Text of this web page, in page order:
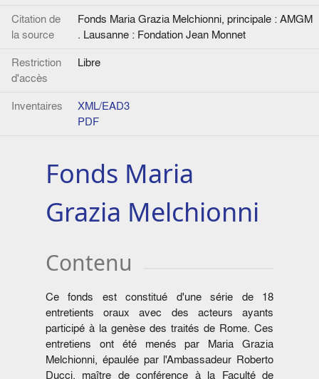
Citation de
la source
Fonds Maria Grazia Melchionni, principale : AMGM
. Lausanne : Fondation Jean Monnet
Restriction
d'accès
Libre
Inventaires
XML/EAD3
PDF
Fonds Maria
Grazia Melchionni
Contenu
Ce fonds est constitué d'une série de 18
entretients oraux avec des acteurs ayants
participé à la genèse des traités de Rome. Ces
entretiens ont été menés par Maria Grazia
Melchionni, épaulée par l'Ambassadeur Roberto
Ducci, maître de conférence à la Faculté de